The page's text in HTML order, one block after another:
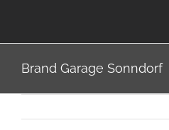
Brand Garage Sonndorf